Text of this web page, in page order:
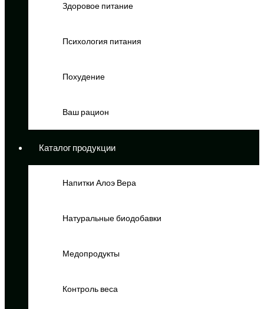
Здоровое питание
Психология питания
Похудение
Ваш рацион
Каталог продукции
Напитки Алоэ Вера
Натуральные биодобавки
Медопродукты
Контроль веса